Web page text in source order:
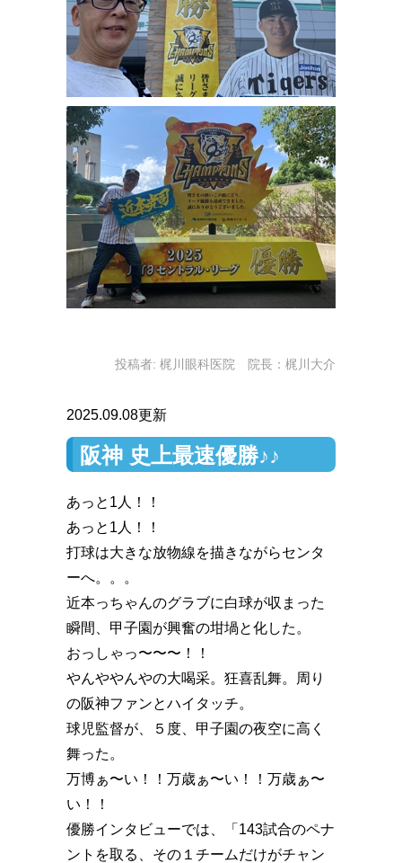
投稿者: 梶川眼科医院 院長：梶川大介
2025.09.08更新
阪神 史上最速優勝♪♪
あっと1人！！️
あっと1人！！️
打球は大きな放物線を描きながらセンタ
ーへ。。。
近本っちゃんのグラブに白球が収まった
瞬間、甲子園が興奮の坩堝と化した。
おっしゃっ〜〜〜！！️
やんややんやの大喝采。狂喜乱舞。周り
の阪神ファンとハイタッチ。
球児監督が、５度、甲子園の夜空に高く
舞った。
万博ぁ〜い！！万歳ぁ〜い！！万歳ぁ〜
い！！️
優勝インタビューでは、「143試合のペナ
ントを取る、その１チームだけがチャン